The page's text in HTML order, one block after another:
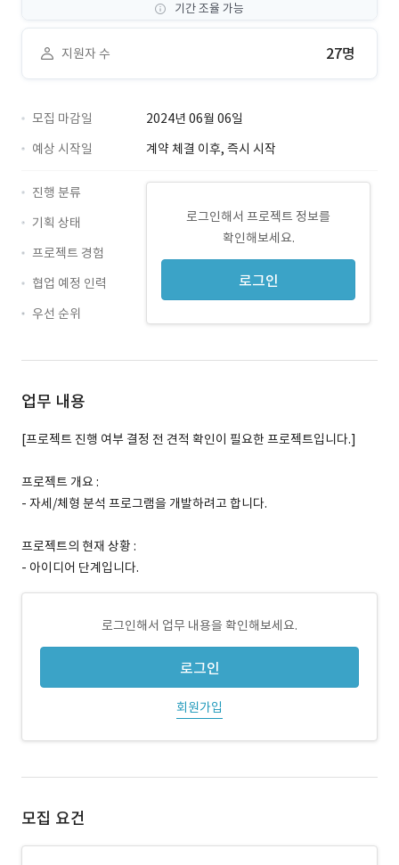
기간 조율 가능
지원자 수 27명
모집 마감일
2024년 06월 06일
예상 시작일
계약 체결 이후, 즉시 시작
로그인해서 프로젝트 정보를
확인해보세요.
로그인
진행 분류
기획 상태
프로젝트 경험
협업 예정 인력
우선 순위
업무 내용
[프로젝트 진행 여부 결정 전 견적 확인이 필요한 프로젝트입니다.]
프로젝트 개요 :
- 자세/체형 분석 프로그램을 개발하려고 합니다.
프로젝트의 현재 상황 :
- 아이디어 단계입니다.
로그인해서 업무 내용을 확인해보세요.
로그인
회원가입
모집 요건